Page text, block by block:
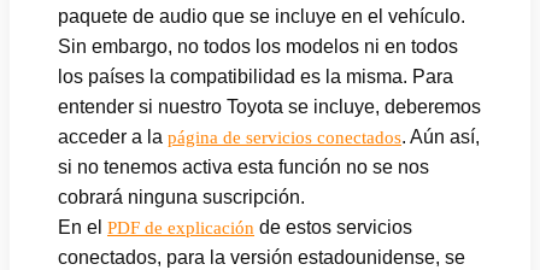
paquete de audio que se incluye en el vehículo.
Sin embargo, no todos los modelos ni en todos
los países la compatibilidad es la misma. Para
entender si nuestro Toyota se incluye, deberemos
acceder a la página de servicios conectados. Aún así,
si no tenemos activa esta función no se nos
cobrará ninguna suscripción.
En el PDF de explicación de estos servicios
conectados, para la versión estadounidense, se